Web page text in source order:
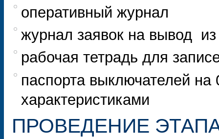
оперативный журнал
журнал заявок на вывод
рабочая тетрадь для
паспорта выключателей
характеристиками
ПРОВЕДЕНИЕ